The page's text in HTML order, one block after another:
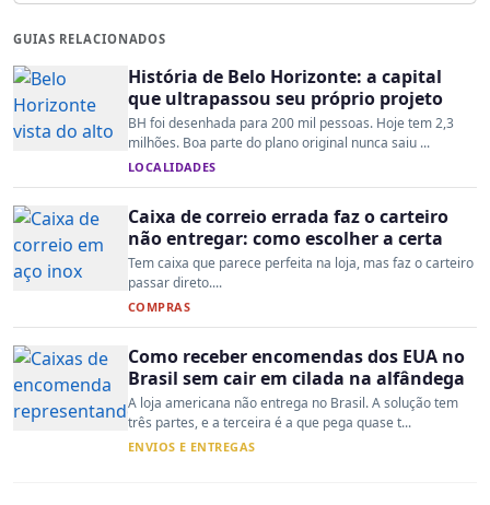
GUIAS RELACIONADOS
História de Belo Horizonte: a capital
que ultrapassou seu próprio projeto
BH foi desenhada para 200 mil pessoas. Hoje tem 2,3
milhões. Boa parte do plano original nunca saiu ...
LOCALIDADES
Caixa de correio errada faz o carteiro
não entregar: como escolher a certa
Tem caixa que parece perfeita na loja, mas faz o carteiro
passar direto....
COMPRAS
Como receber encomendas dos EUA no
Brasil sem cair em cilada na alfândega
A loja americana não entrega no Brasil. A solução tem
três partes, e a terceira é a que pega quase t...
ENVIOS E ENTREGAS